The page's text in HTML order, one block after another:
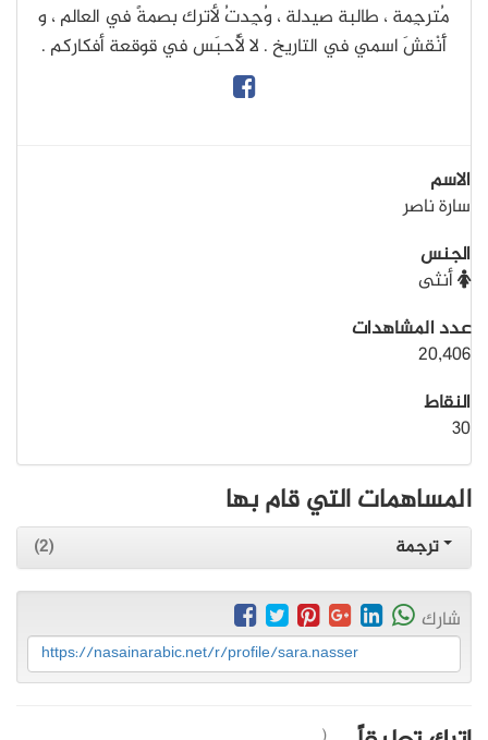
مُترجِمة ، طالبة صيدلة ، وُجِدتُ لأترك بصمةً في العالم ، و
أَنْقشَ اسمي في التاريخ . لا لأُحبَس في قوقعة أفكاركم .
الاسم
سارة ناصر
الجنس
أنثى
عدد المشاهدات
20,406
النقاط
30
المساهمات التي قام بها
ترجمة (2)
شارك
https://nasainarabic.net/r/profile/sara.nasser